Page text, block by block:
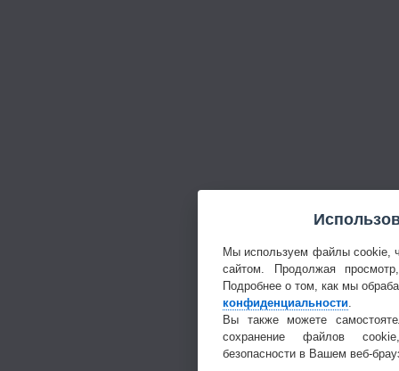
Мы используем файлы cookie,
сайтом. Продолжая
Подробнее о том, как мы
конфиденциальности
Вы также можете
сохранение файлов
безопасности в Вашем веб-